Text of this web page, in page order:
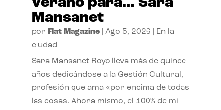
verano para… Sara
Mansanet
por Flat Magazine| Ago 5, 2026
En la
ciudad
Sara Mansanet Royo lleva más de quince
años dedicándose a la Gestión Cultural,
profesión que ama «por encima de todas
las cosas. Ahora mismo, el 100% de mi